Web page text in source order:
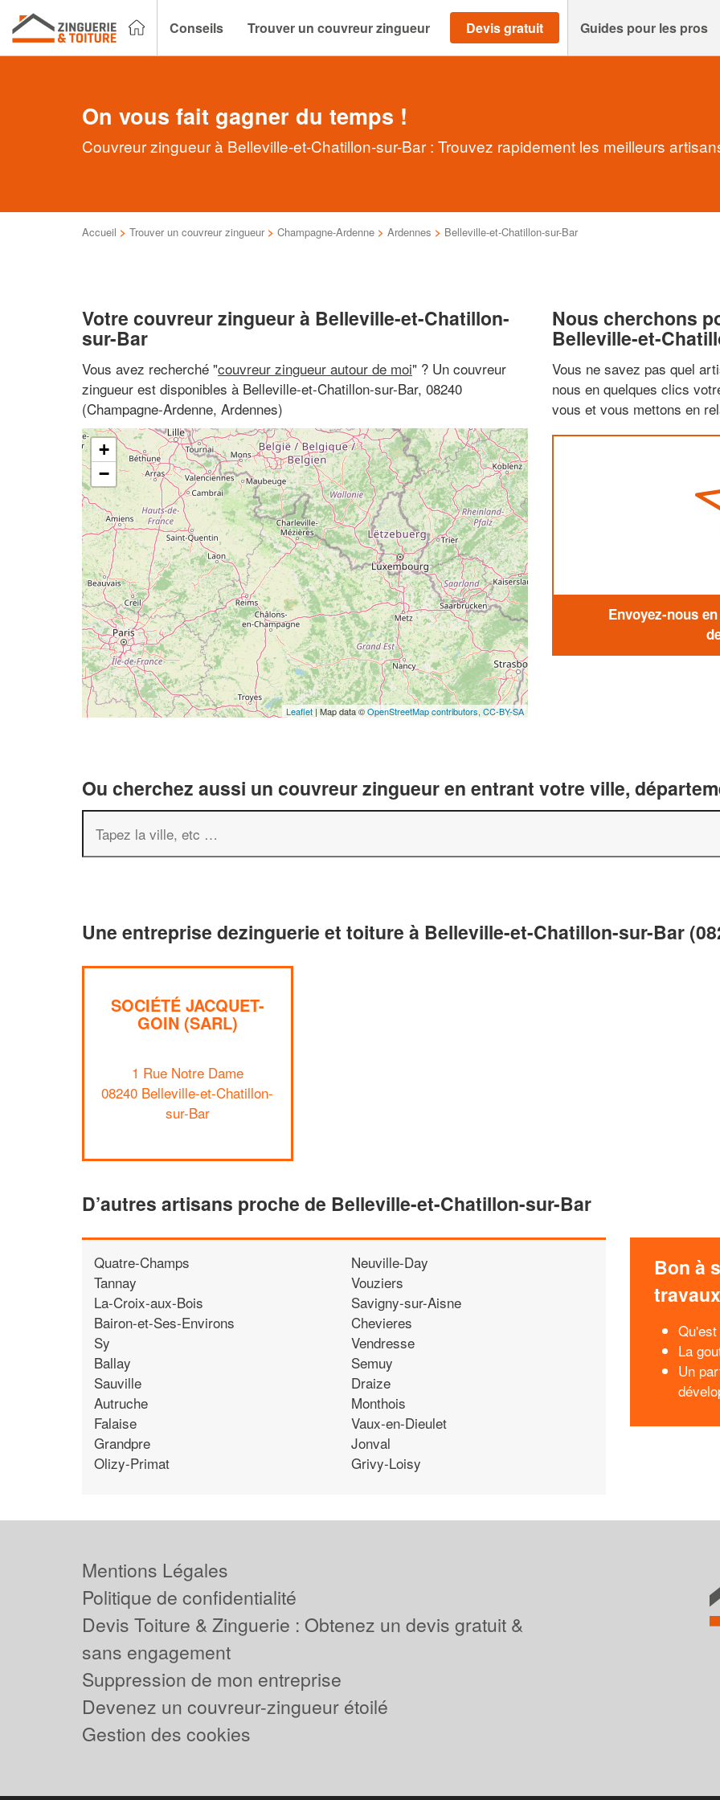
Conseils Trouver un couvreur zingueur Devis gratuit Guides pour les pros
On vous fait gagner du temps !
Couvreur zingueur à Belleville-et-Chatillon-sur-Bar : Trouvez rapidement les meilleurs
Accueil > Trouver un couvreur zingueur > Champagne-Ardenne > Ardennes > Belleville-et-Chatillon-sur-Bar
Votre couvreur zingueur à Belleville-et-Chatillon-
sur-Bar
Vous avez recherché "couvreur zingueur autour de moi" ? Un couvreur
zingueur est disponibles à Belleville-et-Chatillon-sur-Bar, 08240
(Champagne-Ardenne, Ardennes)
+
−
Leaflet | Map data ©OpenStreetMap contributors, CC-BY-SA
Nous cherchons
Belleville-et-
Vous ne savez pas quel
nous en quelques clics
vous et vous mettons en
Envoyez-nous
Ou cherchez aussi un couvreur zingueur en entrant votre ville,
Une entreprise dezinguerie et toiture à Belleville-et-Chatillon-sur-Bar
SOCIÉTÉ JACQUET-
GOIN (SARL)
1 Rue Notre Dame
08240 Belleville-et-Chatillon-
sur-Bar
D’autres artisans proche de Belleville-et-Chatillon-sur-Bar
Quatre-Champs
Tannay
La-Croix-aux-Bois
Bairon-et-Ses-Environs
Sy
Ballay
Sauville
Autruche
Falaise
Grandpre
Olizy-Primat
Neuville-Day
Vouziers
Savigny-sur-Aisne
Chevieres
Vendresse
Semuy
Draize
Monthois
Vaux-en-Dieulet
Jonval
Grivy-Loisy
Bon à
travaux
La
Un
Mentions Légales
Politique de confidentialité
Devis Toiture & Zinguerie : Obtenez un devis gratuit &
sans engagement
Suppression de mon entreprise
Devenez un couvreur-zingueur étoilé
Gestion des cookies